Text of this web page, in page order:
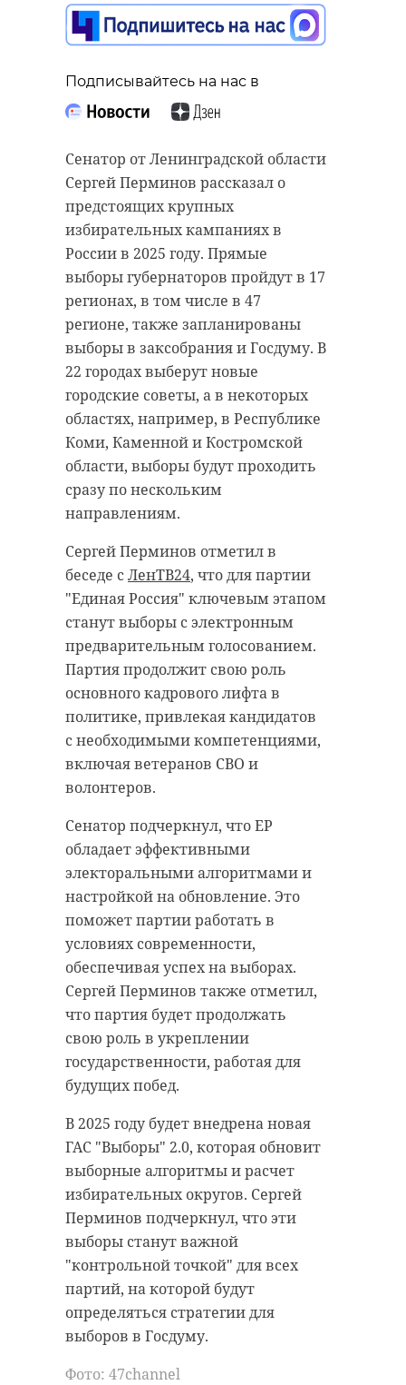
Подписывайтесь на нас в
Сенатор от Ленинградской области
Сергей Перминов рассказал о
предстоящих крупных
избирательных кампаниях в
России в 2025 году. Прямые
выборы губернаторов пройдут в 17
регионах, в том числе в 47
регионе, также запланированы
выборы в заксобрания и Госдуму. В
22 городах выберут новые
городские советы, а в некоторых
областях, например, в Республике
Коми, Каменной и Костромской
области, выборы будут проходить
сразу по нескольким
направлениям.
Сергей Перминов отметил в
беседе сЛенТВ24, что для партии
"Единая Россия" ключевым этапом
станут выборы с электронным
предварительным голосованием.
Партия продолжит свою роль
основного кадрового лифта в
политике, привлекая кандидатов
с необходимыми компетенциями,
включая ветеранов СВО и
волонтеров.
Сенатор подчеркнул, что ЕР
обладает эффективными
электоральными алгоритмами и
настройкой на обновление. Это
поможет партии работать в
условиях современности,
обеспечивая успех на выборах.
Сергей Перминов также отметил,
что партия будет продолжать
свою роль в укреплении
государственности, работая для
будущих побед.
В 2025 году будет внедрена новая
ГАС "Выборы" 2.0, которая обновит
выборные алгоритмы и расчет
избирательных округов. Сергей
Перминов подчеркнул, что эти
выборы станут важной
"контрольной точкой" для всех
партий, на которой будут
определяться стратегии для
выборов в Госдуму.
Фото: 47channel